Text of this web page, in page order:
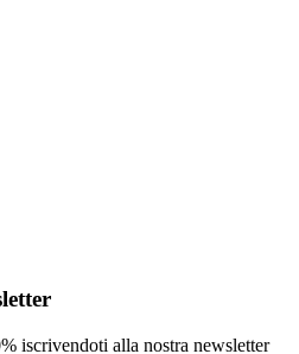
iscrivendoti alla nostra newsletter